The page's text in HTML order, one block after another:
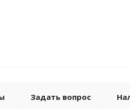
Задать вопрос